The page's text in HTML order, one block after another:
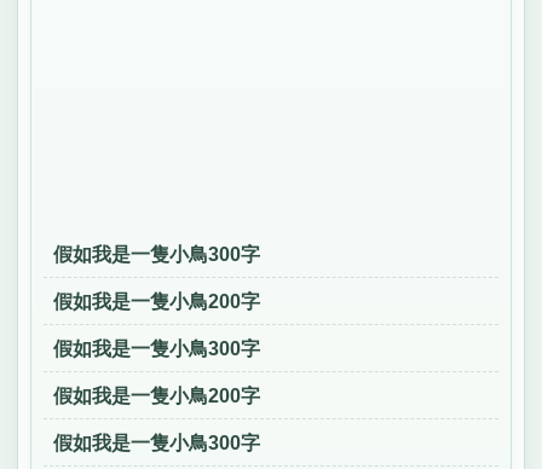
假如我是一隻小鳥300字
假如我是一隻小鳥200字
假如我是一隻小鳥300字
假如我是一隻小鳥200字
假如我是一隻小鳥300字